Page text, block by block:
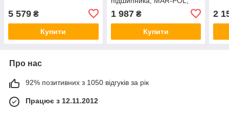
5 579 ₴
Купити
1 987₴
Купити
2
Про нас
92% позитивних з 1050 відгуків за рік
Працює з 12.11.2012